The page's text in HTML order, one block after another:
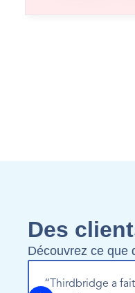
Des
Découvrez ce que
“Thirdbridge a fait